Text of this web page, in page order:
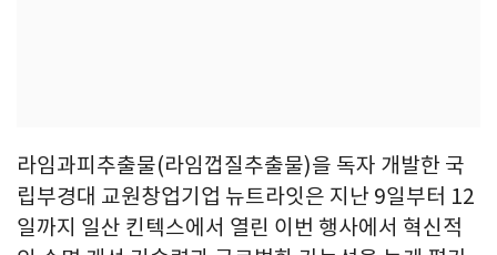
라임과피추출물(라임껍질추출물)을 독자 개발한 국
립부경대 교원창업기업 뉴트라잇은 지난 9일부터 12
일까지 일산 킨텍스에서 열린 이번 행사에서 혁신적